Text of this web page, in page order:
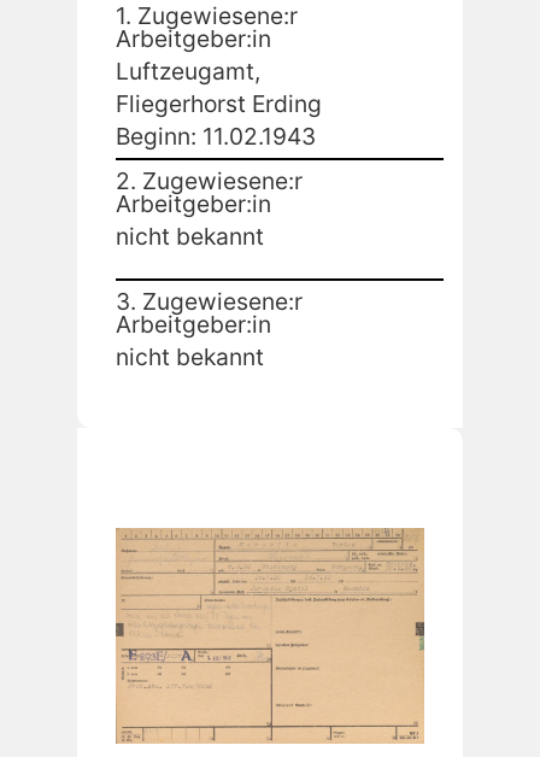
1. Zugewiesene:r
Arbeitgeber:in
Luftzeugamt,
Fliegerhorst Erding
Beginn: 11.02.1943
2. Zugewiesene:r
Arbeitgeber:in
nicht bekannt
3. Zugewiesene:r
Arbeitgeber:in
nicht bekannt